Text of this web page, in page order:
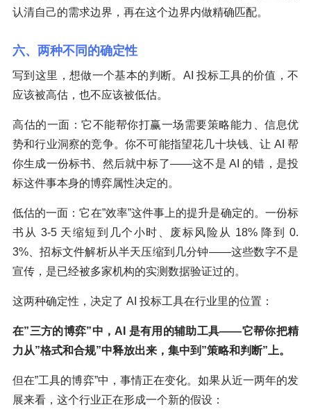
认清自己的需求边界，再在这个边界内做精确匹配。
六、两种不同的确定性
写到这里，想做一个基本的判断。AI 投标工具的价值，不
应该被高估，也不应该被低估。
高估的一面：它不能帮你打赢一场需要策略能力、信息优
势和行业洞察的竞争。你不可能指望花几十块钱、让 AI 帮
你生成一份标书、然后就中标了——这不是 AI 的错，是投
标这件事本身的博弈属性决定的。
低估的一面：它在”效率”这件事上的提升是确定的。一份标
书从 3-5 天缩短到几个小时、废标风险从 18% 降到 0.
3%、招标文件解析从半天压缩到几分钟——这些数字不是
宣传，是已经被多家机构的实测数据验证过的。
这两种确定性，决定了 AI 投标工具在行业里的位置：
在”三方的博弈”中，AI 是有用的辅助工具——它帮你把精
力从”格式和合规”中释放出来，集中到”策略和判断”上。
但在”工具的博弈”中，事情正在变化。如果从近一两年的发
展来看，这个行业正在形成一个新的假设：